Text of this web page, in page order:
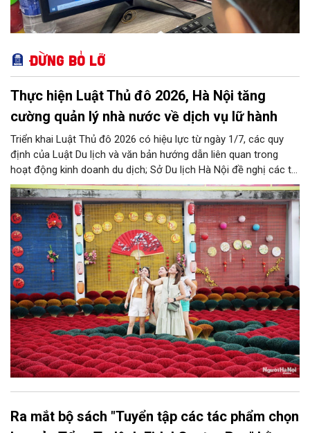
Đừng bỏ lỡ
Thực hiện Luật Thủ đô 2026, Hà Nội tăng
cường quản lý nhà nước về dịch vụ lữ hành
Triển khai Luật Thủ đô 2026 có hiệu lực từ ngày 1/7, các quy
định của Luật Du lịch và văn bản hướng dẫn liên quan trong
hoạt động kinh doanh du dịch; Sở Du lịch Hà Nội đề nghị các tổ
chức, đơn vị, doanh nghiệp kinh doanh dịch vụ lữ hành trên địa
bàn thành phố thực hiện một số nội dung quan trọng. Qua đó
góp phần thực hiện thắng lợi các mục tiêu phát triển du lịch Hà
Nội năm 2026 và giai đoạn tiếp theo.
Ra mắt bộ sách "Tuyển tập các tác phẩm chọn